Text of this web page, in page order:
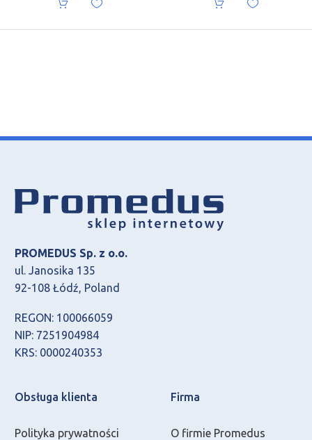
PROMEDUS Sp. z o.o.
ul. Janosika 135
92-108 Łódź, Poland
REGON: 100066059
NIP: 7251904984
KRS: 0000240353
Obsługa klienta
Polityka prywatności
Firma
O firmie Promedus